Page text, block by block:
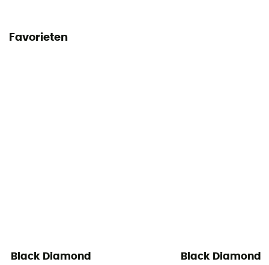
Favorieten
Black Diamond Black Diamond